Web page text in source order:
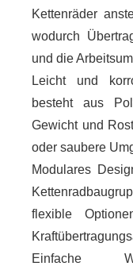
Kettenräder
wodurch
und die
Leicht und
besteht aus
Gewicht und
oder saubere
Modulares
flexible
Einfache